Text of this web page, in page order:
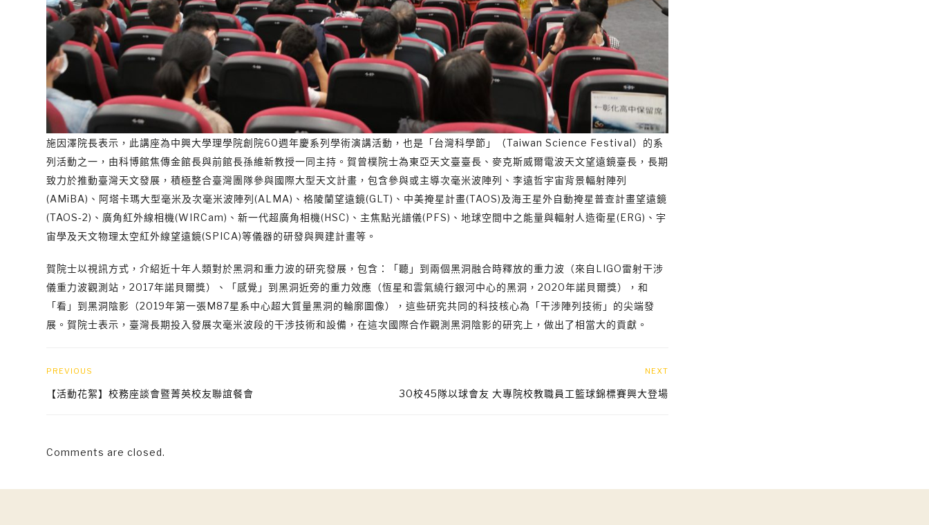
施因澤院長表示，此講座為中興大學理學院創院60週年慶系列學術演講活動，也是「台灣科學節」（Taiwan Science Festival）的系
列活動之一，由科博館焦傳金館長與前館長孫維新教授一同主持。賀曾樸院士為東亞天文臺臺長、麥克斯威爾電波天文望遠鏡臺長，長期
致力於推動臺灣天文發展，積極整合臺灣團隊參與國際大型天文計畫，包含參與或主導次毫米波陣列、李遠哲宇宙背景輻射陣列
(AMiBA)、阿塔卡瑪大型毫米及次毫米波陣列(ALMA)、格陵蘭望遠鏡(GLT)、中美掩星計畫(TAOS)及海王星外自動掩星普查計畫望遠鏡
(TAOS‐2)、廣角紅外線相機(WIRCam)、新一代超廣角相機(HSC)、主焦點光譜儀(PFS)、地球空間中之能量與輻射人造衛星(ERG)、宇
宙學及天文物理太空紅外線望遠鏡(SPICA)等儀器的研發與興建計畫等。
賀院士以視訊方式，介紹近十年人類對於黑洞和重力波的研究發展，包含：「聽」到兩個黑洞融合時釋放的重力波（來自LIGO雷射干涉
儀重力波觀測站，2017年諾貝爾獎）、「感覺」到黑洞近旁的重力效應（恆星和雲氣繞行銀河中心的黑洞，2020年諾貝爾獎），和
「看」到黑洞陰影（2019年第一張M87星系中心超大質量黑洞的輪廓圖像），這些研究共同的科技核心為「干涉陣列技術」的尖端發
展。賀院士表示，臺灣長期投入發展次毫米波段的干涉技術和設備，在這次國際合作觀測黑洞陰影的研究上，做出了相當大的貢獻。
PREVIOUS
【活動花絮】校務座談會暨菁英校友聯誼餐會
NEXT
30校45隊以球會友 大專院校教職員工籃球錦標賽興大登場
Comments are closed.